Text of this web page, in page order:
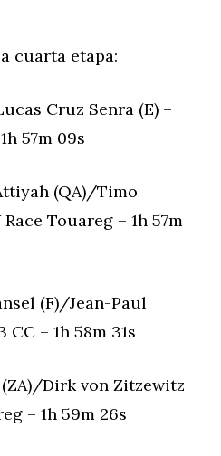
cuarta etapa:
Cruz Senra (E) –
57m 09s
(QA)/Timo
Touareg – 1h 57m
(F)/Jean-Paul
CC – 1h 58m 31s
Dirk von Zitzewitz
– 1h 59m 26s